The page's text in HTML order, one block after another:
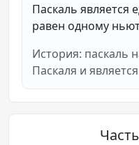
Паскаль является
равен одному
История: паскаль
Паскаля и